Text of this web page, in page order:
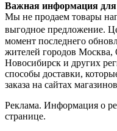
Важная информация для
Мы не продаем товары
выгодное предложение.
момент последнего
жителей городов Москва,
Новосибирск и других
способы доставки,
заказа на сайтах
Реклама. Информация о
странице.